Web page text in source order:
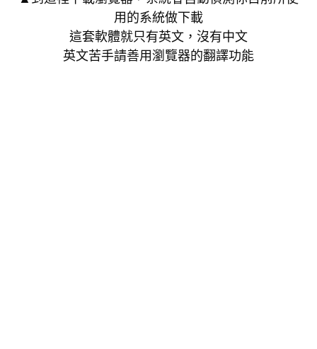
用的系統做下載
這套軟體就只有英文，沒有中文
英文苦手請善用瀏覽器的翻譯功能